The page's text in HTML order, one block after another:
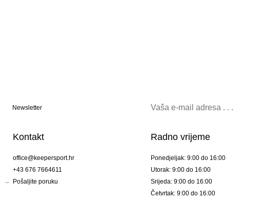
Newsletter
Kontakt
office@keepersport.hr
+43 676 7664611
Pošaljite poruku
Radno vrijeme
Ponedjeljak: 9:00 do 16:00
Utorak: 9:00 do 16:00
Srijeda: 9:00 do 16:00
Četvrtak: 9:00 do 16:00